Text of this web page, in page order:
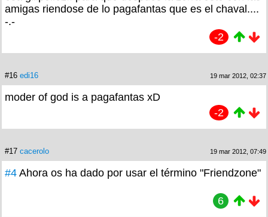
amigas riendose de lo pagafantas que es el chaval....
-.-
-2
#16 edi16 19 mar 2012, 02:37
moder of god is a pagafantas xD
-2
#17 cacerolo 19 mar 2012, 07:49
#4 Ahora os ha dado por usar el término "Friendzone"
6